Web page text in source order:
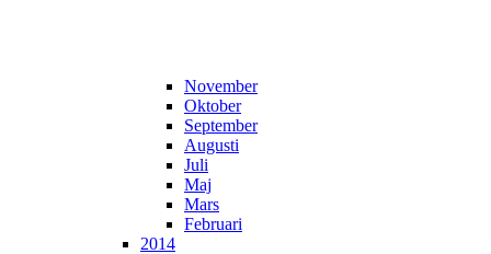
November
Oktober
September
Augusti
Juli
Maj
Mars
Februari
2014